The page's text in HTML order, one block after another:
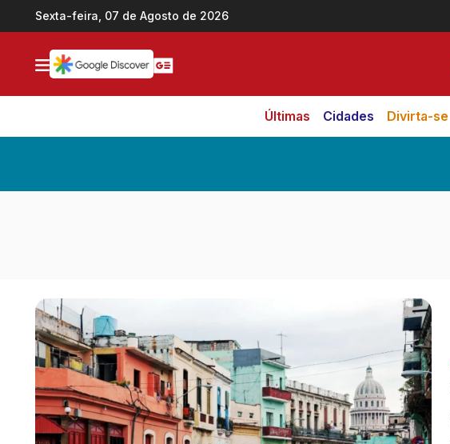
Ir direto pro conteúdo
Sexta-feira, 07 de Agosto de 2026
Últimas Cidades Divirta-se
Notícias em Destaques de Mundo